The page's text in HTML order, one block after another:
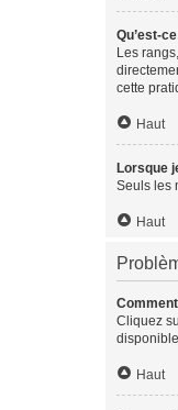
Qu’est-
Les
cette
Haut
Lorsque
Seuls les
Haut
Cliquez
Haut